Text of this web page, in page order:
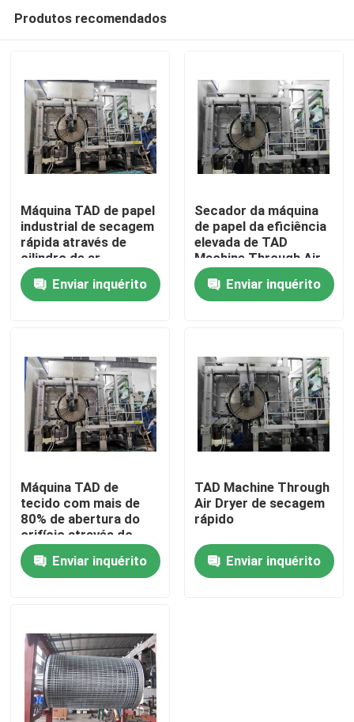
Casa
Sobre nós
Excursão da fábrica
Fale Conosco
Notícia
Sistema de secagem do ar quente
Máquina de secagem da polpa
Produtos recomendados
Máquina TAD de papel
industrial de secagem
rápida através de
cilindro de ar
Enviar inquérito
Secador da máquina
de papel da eficiência
elevada de TAD
Machine Through Air
Cylinder da
perfuraçãoEnviar inquérito
Máquina TAD de
tecido com mais de
80% de abertura do
orifício através do
cilindro de ar
Enviar inquérito
TAD Machine Through
Air Dryer de secagem
rápido
Enviar inquérito